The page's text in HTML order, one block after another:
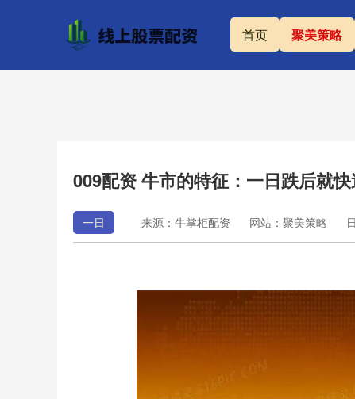
首页 聚美策略
009配资 牛市的特征：一日跌后就
一日 来源：牛掌柜配资 网站：聚美策略